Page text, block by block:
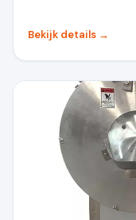
Bekijk details →